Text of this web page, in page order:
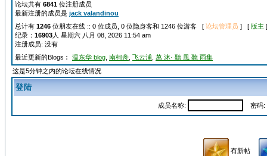
论坛共有 6841 位注册成员
最新注册的成员是 jack valandinou
总计有 1246 位朋友在线 :: 0 位成员, 0 位隐身客和 1246 位游客 [ 论坛管理员 ] [ 版主 ]
纪录： 16903 人 星期六 八月 08, 2026 11:54 am
注册成员: 没有
最近更新的Blogs︰ 温东华 blog 南柯舟 飞云浦 萬 沐· 聽 風 聽 雨集
这是5分钟之内的论坛在线情况
登陆
成员名称: 密码:
有新帖